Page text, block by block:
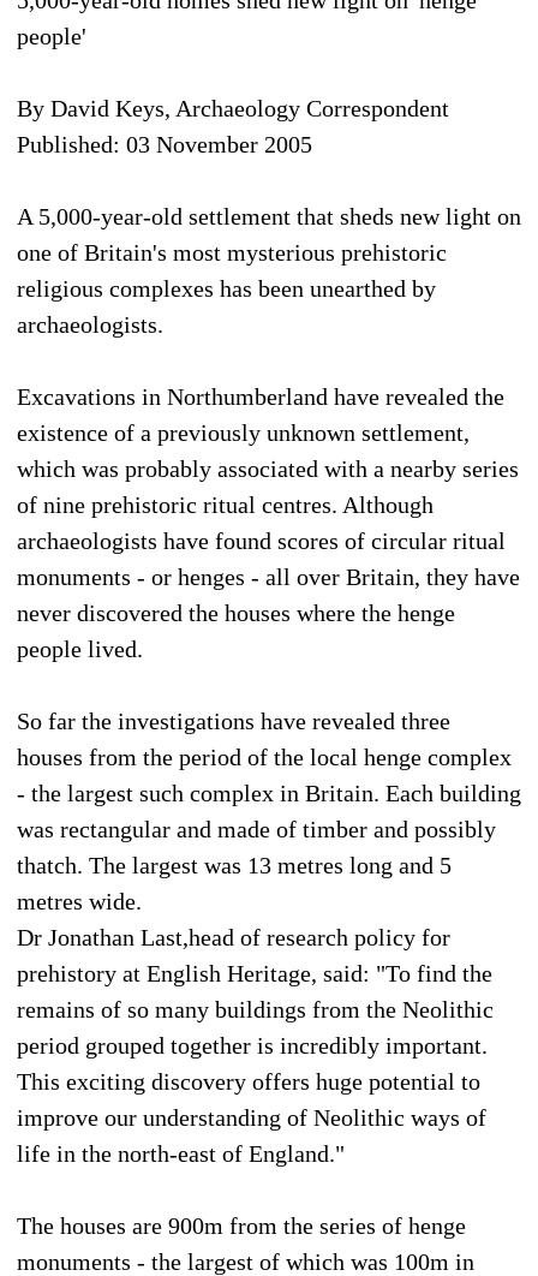
people'
By David Keys, Archaeology Correspondent
Published: 03 November 2005
A 5,000-year-old settlement that sheds new light on
one of Britain's most mysterious prehistoric
religious complexes has been unearthed by
archaeologists.
Excavations in Northumberland have revealed the
existence of a previously unknown settlement,
which was probably associated with a nearby series
of nine prehistoric ritual centres. Although
archaeologists have found scores of circular ritual
monuments - or henges - all over Britain, they have
never discovered the houses where the henge
people lived.
So far the investigations have revealed three
houses from the period of the local henge complex
- the largest such complex in Britain. Each building
was rectangular and made of timber and possibly
thatch. The largest was 13 metres long and 5
metres wide.
Dr Jonathan Last,head of research policy for
prehistory at English Heritage, said: "To find the
remains of so many buildings from the Neolithic
period grouped together is incredibly important.
This exciting discovery offers huge potential to
improve our understanding of Neolithic ways of
life in the north-east of England."
The houses are 900m from the series of henge
monuments - the largest of which was 100m in